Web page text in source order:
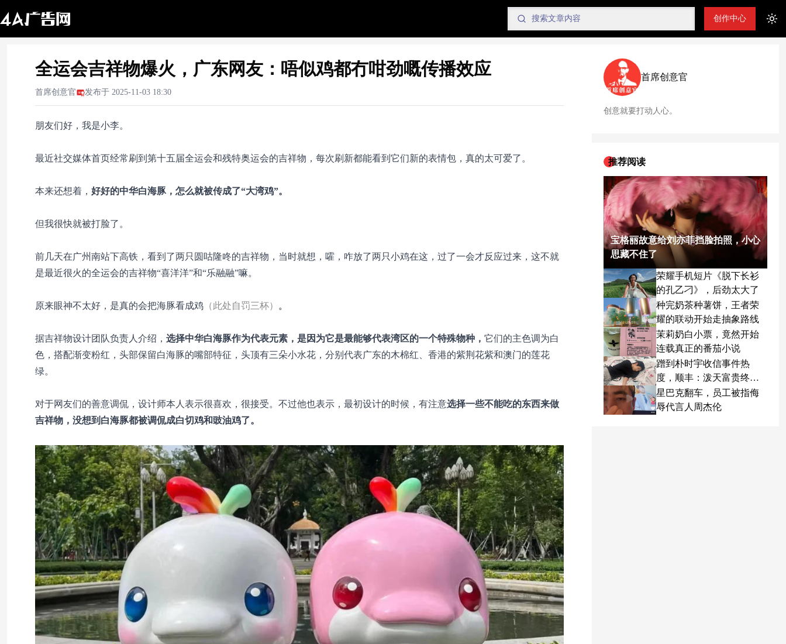
创作中心
全运会吉祥物爆火，广东网友：唔似鸡都冇咁劲嘅传播效应
首席创意官 发布于 2025-11-03 18:30
朋友们好，我是小李。
最近社交媒体首页经常刷到第十五届全运会和残特奥运会的吉祥物，每次刷新都能看到它们新的表情包，真的太可爱了。
本来还想着 ， 好好的中华白海豚，怎么就被传成了“大湾鸡”。
但我很快就被打脸了。
前几天在广州南站下高铁，看到了两只圆咕隆咚的吉祥物，当时就想，嚯，咋放了两只小鸡在这，过了一会才反应过来，这不就
是最近很火的全运会的吉祥物“喜洋洋”和“乐融融”嘛。
原来眼神不太好，是真的会把海豚看成鸡 （此处自罚三杯） 。
据吉祥物设计团队负责人介绍， 选择中华白海豚作为代表元素，是因为它是最能够代表湾区的一个特殊物种， 它们的主色调为白
色，搭配渐变粉红，头部保留白海豚的嘴部特征，头顶有三朵小水花，分别代表广东的木棉红、香港的紫荆花紫和澳门的莲花
绿。
对于网友们的善意调侃，设计师本人表示很喜欢，很接受。不过他也表示，最初设计的时候，有注意选择一些不能吃的东西来做
吉祥物，没想到白海豚都被调侃成白切鸡和豉油鸡了。
首席创意官
创意就要打动人心。
推荐阅读
宝格丽故意给刘亦菲挡脸拍照，小心
思藏不住了
荣耀手机短片《脱下长衫
的孔乙刁》，后劲太大了
种完奶茶种薯饼，王者荣
耀的联动开始走抽象路线
茉莉奶白小票，竟然开始
连载真正的番茄小说
蹭到朴时宇收信事件热
度，顺丰：泼天富贵终于
轮到我了
星巴克翻车，员工被指侮
辱代言人周杰伦